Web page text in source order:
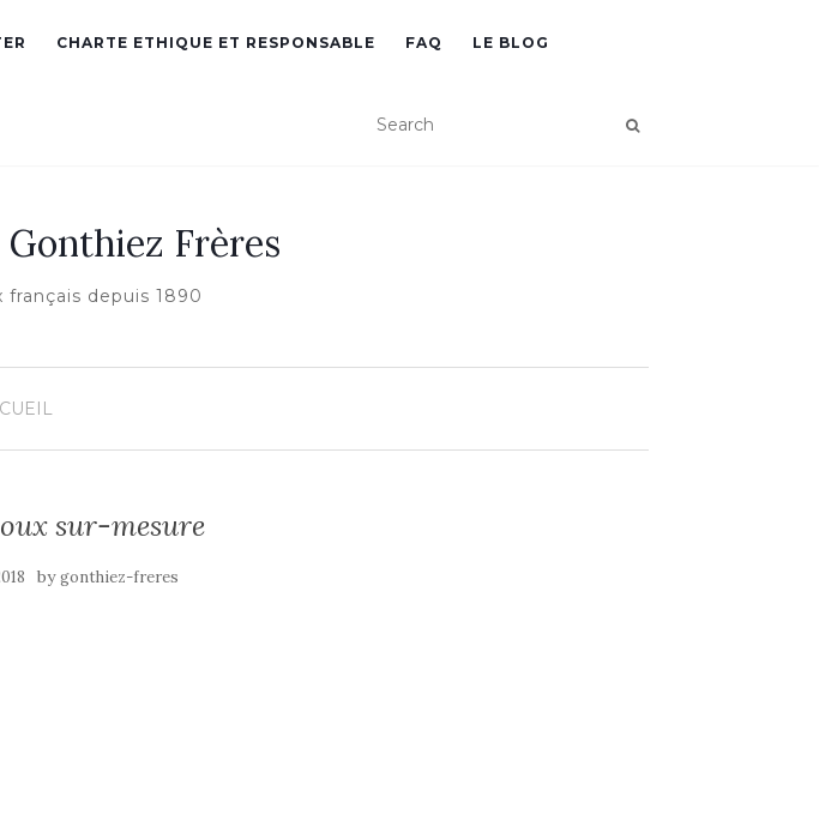
CHARTE ETHIQUE ET RESPONSABLE FAQ LE BLOG
Frères
français depuis 1890
sur-mesure
bygonthiez-freres